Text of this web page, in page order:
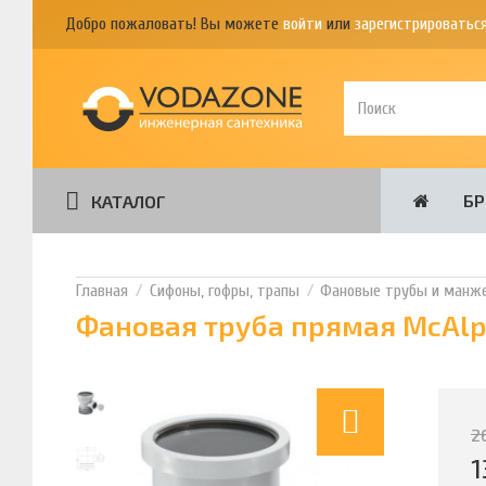
Добро пожаловать! Вы можете войти или
КАТАЛОГ
Сифоны, гофры, трапы Фановые трубы и
Фановая труба прямая